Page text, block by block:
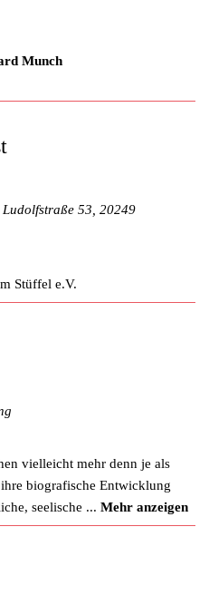
Munch
53, 20249
Stüffel e.V.
vielleicht mehr denn je als
biografische Entwicklung
seelische ... Mehr anzeigen